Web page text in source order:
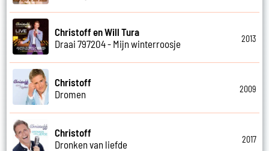
Christoff en Will Tura
Draai 797204 - Mijn winterroosje
2013
Christoff
Dromen
2009
Christoff
Dronken van liefde
2017